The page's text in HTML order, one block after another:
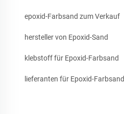
epoxid-Farbsand zum Verkauf
hersteller von Epoxid-Sand
klebstoff für Epoxid-Farbsand
lieferanten für Epoxid-Farbsand